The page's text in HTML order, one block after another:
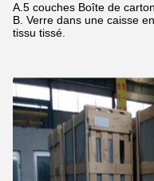
A.5 couches Boîte de carton
B. Verre dans une caisse
tissu tissé.